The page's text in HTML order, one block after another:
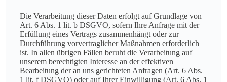
Die Verarbeitung dieser Daten erfolgt auf Grundlage von
Art. 6 Abs. 1 lit. b DSGVO, sofern Ihre Anfrage mit der
Erfüllung eines Vertrags zusammenhängt oder zur
Durchführung vorvertraglicher Maßnahmen erforderlich
ist. In allen übrigen Fällen beruht die Verarbeitung auf
unserem berechtigten Interesse an der effektiven
Bearbeitung der an uns gerichteten Anfragen (Art. 6 Abs.
1 lit. f DSGVO) oder auf Ihrer Einwilligung (Art. 6 Abs. 1